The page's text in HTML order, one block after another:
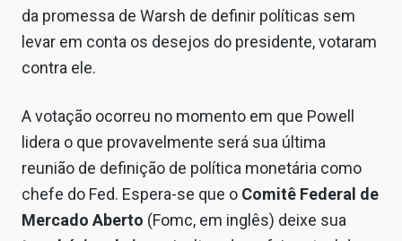
da promessa de Warsh de definir políticas sem
levar em conta os desejos do presidente, votaram
contra ele.
A votação ocorreu no momento em que Powell
lidera o que provavelmente será sua última
reunião de definição de política monetária como
chefe do Fed. Espera-se que o Comitê Federal de
Mercado Aberto (Fomc, em inglês) deixe sua